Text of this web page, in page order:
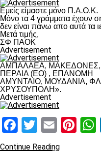
Εμείς είμαστε μόνο Π.Α.Ο.Κ.
Μόνο τα 4 γράμματα έχουν
δεν είναι πάνω απο αυτά τα
Μετά τιμής,
ΣΦ ΠΑΟΚ
Advertisement
ΑΜΠΑΛΑΕΑ, ΜΑΚΕΔΟΝΕΣ,
ΠΕΡΑΙΑ (ΕΟ) , ΕΠΑΝΟΜΗ
ΑΜΥΝΤΑΙΟ, ΜΟΥΔΑΝΙΑ,
ΧΡΥΣΟΥΠΟΛΗ».
Advertisement
Facebook
Twitter
Email
Continue Reading